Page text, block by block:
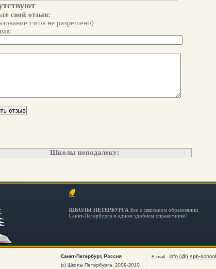
свой отзыв:
тэгов не разрешено)
Школы неподалеку:
ШКОЛЫ ПЕТЕРБУРГА Все о школьном образовании
Санкт-Петербурга в одном удобном справочнике!
Санкт-Петербург, Россия
(c) Школы Петербурга, 2009-2010
E-mail : info (@) spb-